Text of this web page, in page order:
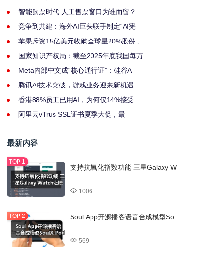
智能购票时代 人工售票窗口为谁而留？
竞争到共建：海外AI巨头联手制定“AI宪
苹果斥资15亿美元收购全球星20%股份，
国家知识产权局：截至2025年底我国每万
Meta内部中文成“核心通行证”：硅谷A
腾讯AI技术突破，游戏业务迎来新机遇
香港88%员工已用AI，为何仅14%接受
阿里云vTrus SSL证书夏季大促，最
最新内容
支持抗氧化指数功能 三星Galaxy W
1006
Soul App开源播客语音合成模型So
569